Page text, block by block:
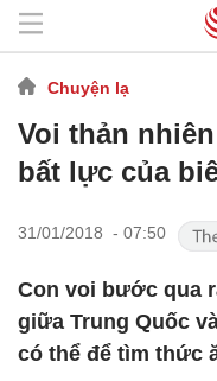
Chuyện lạ
Voi thản
bất lực của
31/01/2018 - 07:50
Con voi bước qua
giữa Trung Quốc
có thể để tìm thức